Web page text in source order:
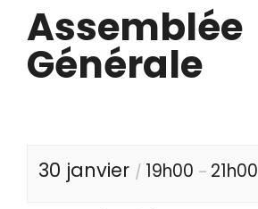
Assemblée
Générale
30 janvier / 19h00 – 21h00